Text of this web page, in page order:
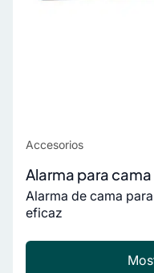
Accesorios
Alarma para cama
Alarma de cama
eficaz